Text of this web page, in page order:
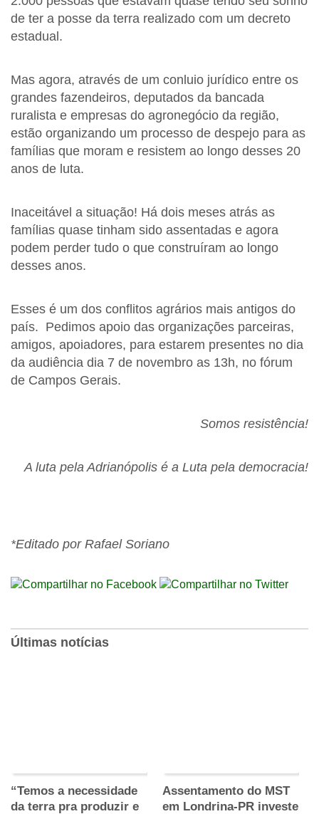
de ter a posse da terra realizado com um decreto
estadual.
Mas agora, através de um conluio jurídico entre os
grandes fazendeiros, deputados da bancada
ruralista e empresas do agronegócio da região,
estão organizando um processo de despejo para as
famílias que moram e resistem ao longo desses 20
anos de luta.
Inaceitável a situação! Há dois meses atrás as
famílias quase tinham sido assentadas e agora
podem perder tudo o que construíram ao longo
desses anos.
Esses é um dos conflitos agrários mais antigos do
país. Pedimos apoio das organizações parceiras,
amigos, apoiadores, para estarem presentes no dia
da audiência dia 7 de novembro as 13h, no fórum
de Campos Gerais.
Somos resistência!
A luta pela Adrianópolis é a Luta pela democracia!
*Editado por Rafael Soriano
Últimas notícias
“Temos a necessidade
da terra pra produzir e
Assentamento do MST
em Londrina-PR investe